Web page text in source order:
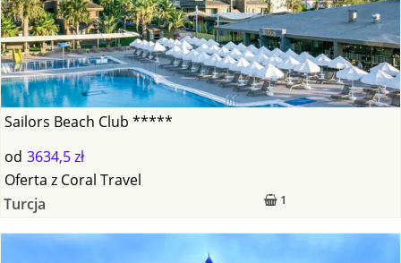
Sailors Beach Club *****
od 3634,5 zł
1
Oferta z Coral Travel
Turcja